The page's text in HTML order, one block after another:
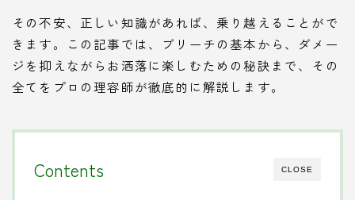
その不安、正しい知識があれば、乗り越えることがで
きます。この記事では、ブリーチの基本から、ダメー
ジを抑えながらお洒落に楽しむための秘訣まで、その
全てをプロの理容師が徹底的に解説します。
CLOSE
Contents